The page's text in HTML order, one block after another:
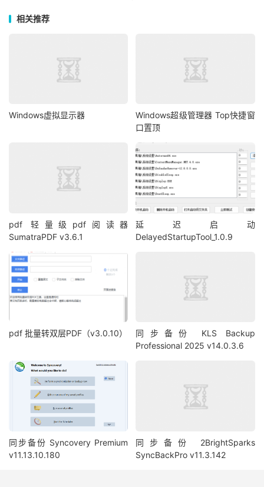
相关推荐
Windows虚拟显示器
Windows超级管理器 Top快捷窗
口置顶
pdf 轻量级pdf阅读器
SumatraPDF v3.6.1
延迟启动
DelayedStartupTool_1.0.9
pdf 批量转双层PDF（v3.0.10）
同步备份 KLS Backup
Professional 2025 v14.0.3.6
同步备份 Syncovery Premium
v11.13.10.180
同步备份 2BrightSparks
SyncBackPro v11.3.142